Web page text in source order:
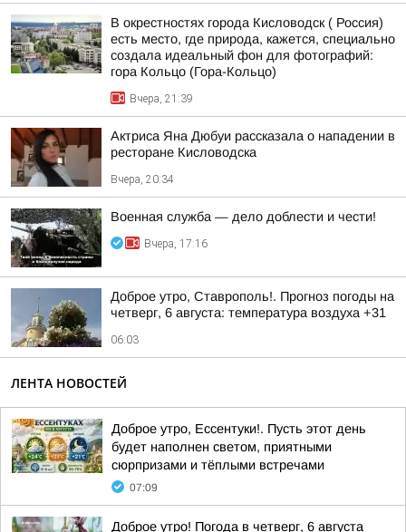
В окрестностях города Кисловодск ( Россия)
есть место, где природа, кажется, специально
создала идеальный фон для фотографий:
гора Кольцо (Гора-Кольцо)
Вчера, 21:39
Актриса Яна Дюбуи рассказала о нападении в
ресторане Кисловодска
Вчера, 20:34
Военная служба — дело доблести и чести!
Вчера, 17:16
Доброе утро, Ставрополь!. Прогноз погоды на
четверг, 6 августа: температура воздуха +31
06:03
ЛЕНТА НОВОСТЕЙ
Доброе утро, Ессентуки!. Пусть этот день
будет наполнен светом, приятными
сюрпризами и тёплыми встречами
07:09
Доброе утро! Погода в четверг, 6 августа